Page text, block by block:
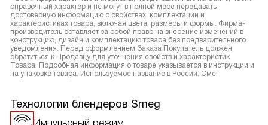
справочный характер и не могут в полной мере передавать
достоверную информацию о свойствах, комплектации и
характеристиках товара, включая цвета, размеры и формы. Фирма-
производитель оставляет за собой право на внесение изменений в
конструкцию, дизайн и комплектацию товара без предварительного
уведомления. Перед оформлением Заказа Покупатель должен
обратиться к Продавцу для уточнения свойств и характеристик
Товара. Подробная информация о товаре указывается в инструкции и
на упаковке товара. Используемое название в России: Смег
Технологии блендеров Smeg